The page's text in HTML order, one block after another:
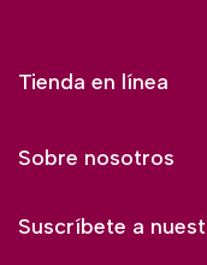
Tienda en línea
Sobre nosotros
Suscríbete a